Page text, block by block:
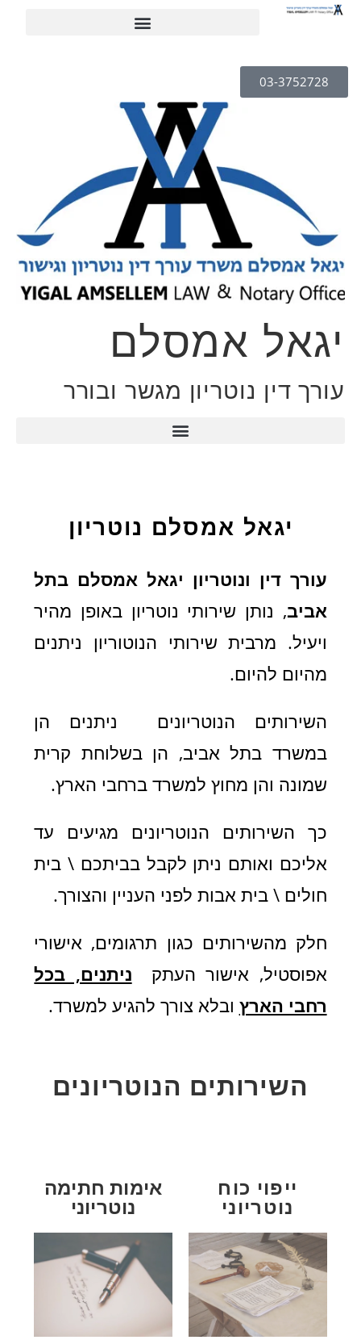
03-3752728
יגאל אמסלם
עורך דין נוטריון מגשר ובורר
יגאל אמסלם נוטריון
עורך דין ונוטריון יגאל אמסלם בתל
אביב, נותן שירותי נוטריון באופן מהיר
ויעיל. מרבית שירותי הנוטוריון ניתנים
מהיום להיום.
השירותים הנוטריונים ניתנים הן
במשרד בתל אביב, הן בשלוחת קרית
שמונה והן מחוץ למשרד ברחבי הארץ.
כך השירותים הנוטריונים מגיעים עד
אליכם ואותם ניתן לקבל בביתכם \ בית
חולים \ בית אבות לפני העניין והצורך.
חלק מהשירותים כגון תרגומים, אישורי
אפוסטיל, אישור העתק ניתנים, בכל
רחבי הארץ ובלא צורך להגיע למשרד.
השירותים הנוטריונים
ייפוי כוח
נוטריוני
אימות חתימה
נוטריוני